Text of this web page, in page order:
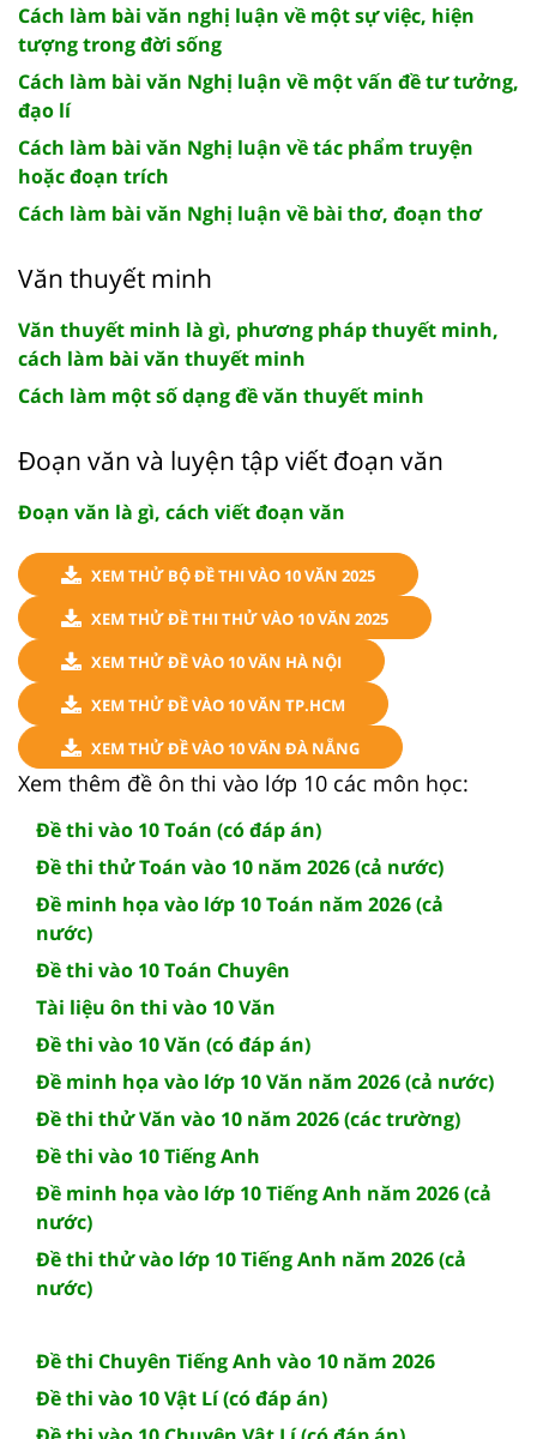
Cách làm bài văn nghị luận về một sự việc, hiện
tượng trong đời sống
Cách làm bài văn Nghị luận về một vấn đề tư tưởng,
đạo lí
Cách làm bài văn Nghị luận về tác phẩm truyện
hoặc đoạn trích
Cách làm bài văn Nghị luận về bài thơ, đoạn thơ
Văn thuyết minh
Văn thuyết minh là gì, phương pháp thuyết minh,
cách làm bài văn thuyết minh
Cách làm một số dạng đề văn thuyết minh
Đoạn văn và luyện tập viết đoạn văn
Đoạn văn là gì, cách viết đoạn văn
XEM THỬ BỘ ĐỀ THI VÀO 10 VĂN 2025
XEM THỬ ĐỀ THI THỬ VÀO 10 VĂN 2025
XEM THỬ ĐỀ VÀO 10 VĂN HÀ NỘI
XEM THỬ ĐỀ VÀO 10 VĂN TP.HCM
XEM THỬ ĐỀ VÀO 10 VĂN ĐÀ NẴNG
Xem thêm đề ôn thi vào lớp 10 các môn học:
Đề thi vào 10 Toán (có đáp án)
Đề thi thử Toán vào 10 năm 2026 (cả nước)
Đề minh họa vào lớp 10 Toán năm 2026 (cả
nước)
Đề thi vào 10 Toán Chuyên
Tài liệu ôn thi vào 10 Văn
Đề thi vào 10 Văn (có đáp án)
Đề minh họa vào lớp 10 Văn năm 2026 (cả nước)
Đề thi thử Văn vào 10 năm 2026 (các trường)
Đề thi vào 10 Tiếng Anh
Đề minh họa vào lớp 10 Tiếng Anh năm 2026 (cả
nước)
Đề thi thử vào lớp 10 Tiếng Anh năm 2026 (cả
nước)
Đề thi Chuyên Tiếng Anh vào 10 năm 2026
Đề thi vào 10 Vật Lí (có đáp án)